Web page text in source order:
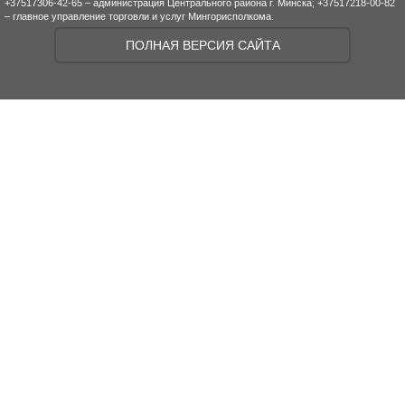
+37517306-42-65 – администрация Центрального района г. Минска; +37517218-00-82
– главное управление торговли и услуг Мингорисполкома.
ПОЛНАЯ ВЕРСИЯ САЙТА